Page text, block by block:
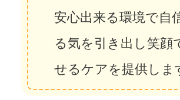
安心出来る環境で自
る気を引き出し笑顔
せるケアを提供しま